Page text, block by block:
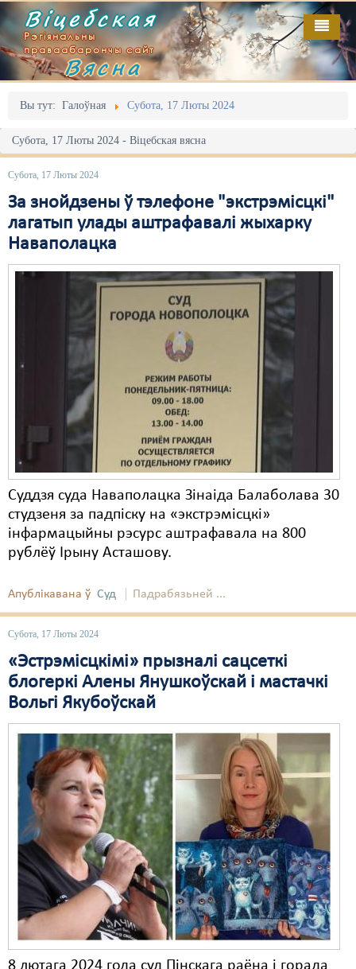
Віцебская
Рэгіянальны
праваабарончы сайт
Вясна
Вы тут: Галоўная Субота, 17 Люты 2024
Субота, 17 Люты 2024 - Віцебская вясна
Субота, 17 Люты 2024
За знойдзены ў тэлефоне "экстрэмісцкі"
лагатып улады аштрафавалі жыхарку
Наваполацка
Суддзя суда Наваполацка Зінаіда Балаболава 30
студзеня за падпіску на «экстрэмісцкі»
інфармацыйны рэсурс аштрафавала на 800
рублёў Ірыну Асташову.
Апублікавана ў Суд Падрабязьней ...
Субота, 17 Люты 2024
«Эстрэмісцкімі» прызналі сацсеткі
блогеркі Алены Янушкоўскай і мастачкі
Вольгі Якубоўскай
8 лютага 2024 года суд Пінскага раёна і горада
Галоўная
Адміністрацыйны перасьлед
Акцыі
Выбары
Грамадзянскія ініцыятывы
Дзяржава
Дыскрымінацыя
Затрыманьні
Карная псыхіятрыя
Культурныя правы
Мірныя сходы
Палітвязьні
Правы дзіцяці
Распальваньне варожасьці
Рознае
Свабода слова
Свабода сумленьня
Суд
Сьмяротнае пакараньне
Экалёгія
Правы працоўных
Сацыяльныя правы
Выданьні
Відэа
Пра нас
RSS